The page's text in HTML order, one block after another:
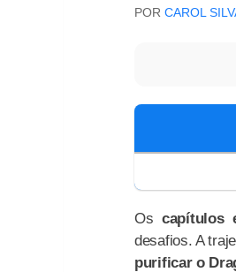
POR CAROL
Oscapítulos
desafios. A
purificar o